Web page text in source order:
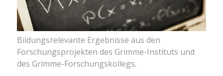
Bildungsrelevante Ergebnisse aus den
Forschungsprojekten des Grimme-Instituts und
des Grimme-Forschungskollegs.